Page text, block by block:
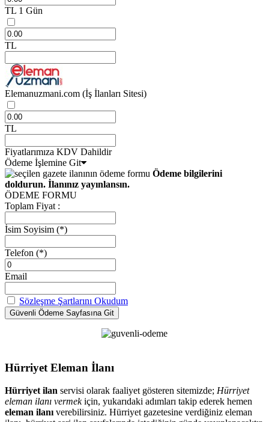
TL 1 Gün
TL
Elemanuzmani.com (İş İlanları Sitesi)
TL
Fiyatlarımıza KDV Dahildir
Ödeme İşlemine Git
Ödeme bilgilerini
doldurun. İlanınız yayınlansın.
ÖDEME FORMU
Toplam Fiyat :
İsim Soyisim (*)
Telefon (*)
Email
Sözleşme Şartlarını Okudum
Hürriyet Eleman İlanı
Hürriyet ilan servisi olarak faaliyet gösteren sitemizde; Hürriyet
eleman ilanı vermekiçin, yukarıdaki adımları takip ederek hemen
eleman ilanı verebilirsiniz. Hürriyet gazetesine verdiğiniz eleman